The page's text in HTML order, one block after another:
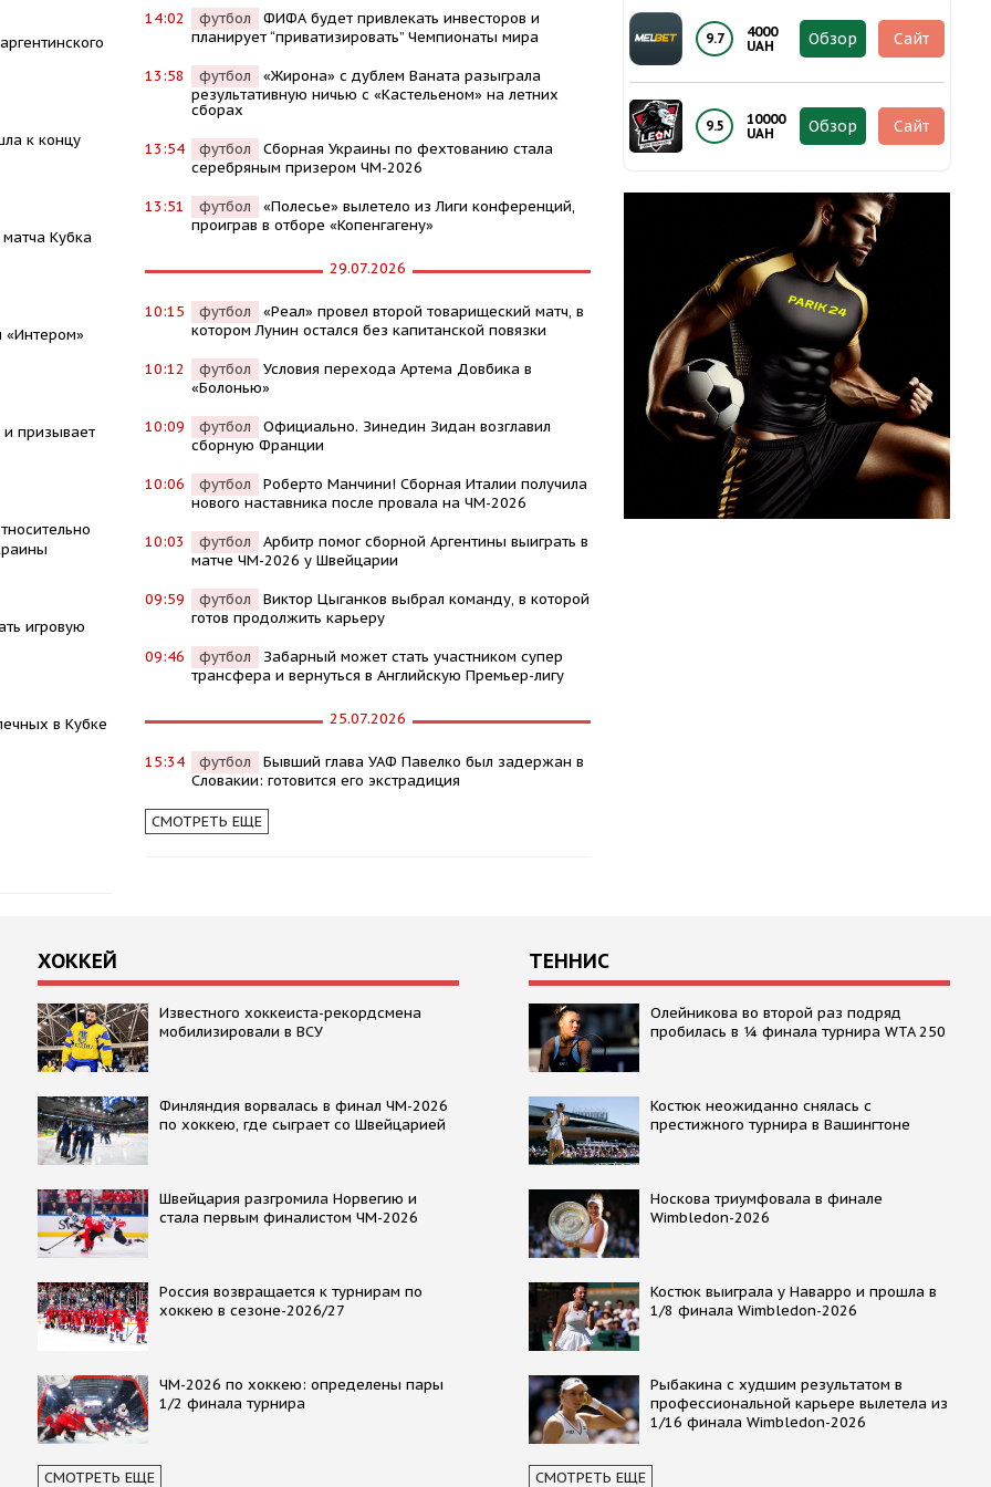
к концу
Кубка
«Интером»
призывает
игровую
в Кубке
14:02 футбол
ФИФА будет привлекать инвесторов и
планирует “приватизировать” Чемпионаты мира
13:58 футбол
«Жирона» с дублем Ваната разыграла
результативную ничью с «Кастельеном» на летних
сборах
13:54 футбол
Сборная Украины по фехтованию стала
серебряным призером ЧМ-2026
13:51 футбол
«Полесье» вылетело из Лиги конференций,
проиграв в отборе «Копенгагену»
29.07.2026
10:15 футбол
«Реал» провел второй товарищеский матч, в
котором Лунин остался без капитанской повязки
10:12 футбол
Условия перехода Артема Довбика в
«Болонью»
10:09 футбол
Официально. Зинедин Зидан возглавил
сборную Франции
10:06 футбол
Роберто Манчини! Сборная Италии получила
нового наставника после провала на ЧМ-2026
10:03 футбол
Арбитр помог сборной Аргентины выиграть в
матче ЧМ-2026 у Швейцарии
09:59 футбол
Виктор Цыганков выбрал команду, в которой
готов продолжить карьеру
09:46 футбол
Забарный может стать участником супер
трансфера и вернуться в Английскую Премьер-лигу
25.07.2026
15:34 футбол
Бывший глава УАФ Павелко был задержан в
Словакии: готовится его экстрадиция
СМОТРЕТЬ ЕЩЕ
9.7
4000
UAH
Обзор Сайт
9.5
10000
UAH
Обзор Сайт
ХОККЕЙ
Известного хоккеиста-рекордсмена
мобилизировали в ВСУ
Финляндия ворвалась в финал ЧМ-2026
по хоккею, где сыграет со Швейцарией
Швейцария разгромила Норвегию и
стала первым финалистом ЧМ-2026
Россия возвращается к турнирам по
хоккею в сезоне-2026/27
ЧМ-2026 по хоккею: определены пары
1/2 финала турнира
СМОТРЕТЬ ЕЩЕ
ТЕННИС
Олейникова во второй раз подряд
пробилась в ¼ финала турнира WTA 250
Костюк неожиданно снялась с
престижного турнира в Вашингтоне
Носкова триумфовала в финале
Wimbledon-2026
Костюк выиграла у Наварро и прошла в
1/8 финала Wimbledon-2026
Рыбакина с худшим результатом в
профессиональной карьере вылетела из
1/16 финала Wimbledon-2026
СМОТРЕТЬ ЕЩЕ